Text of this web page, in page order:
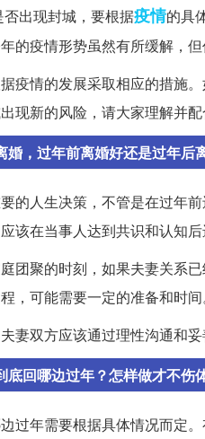
出现封城，要根据疫情的具
的疫情形势虽然有所缓解，但
疫情的发展采取相应的措施
现新的风险，请大家理解并
婚，过年前离婚好还是过年后
的人生决策，不管是在过年
该在当事人达到共识和认知后
团聚的时刻，如果夫妻关系
，可能需要一定的准备和时
妻双方应该通过理性沟通和
底回哪边过年？怎样做才不伤
过年需要根据具体情况而定